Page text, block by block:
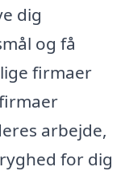
dig
og få
firmaer
arbejde,
for dig